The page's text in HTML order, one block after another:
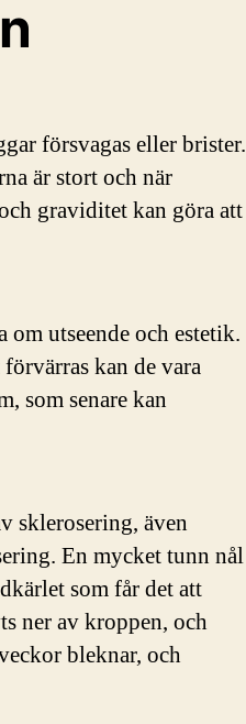
försvagas eller brister.
är stort och när
graviditet kan göra att
utseende och estetik.
kan de vara
som senare kan
sklerosering, även
En mycket tunn nål
som får det att
ner av kroppen, och
bleknar, och